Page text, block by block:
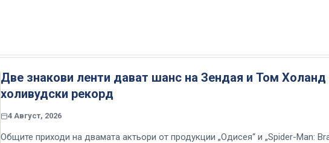
Две знакови ленти дават шанс на Зендая и Том Холанд
холивудски рекорд
4 Август, 2026
Общите приходи на двамата актьори от продукции „Одисея“ и „Spider-Man: